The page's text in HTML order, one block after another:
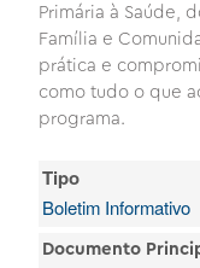
Primária à Saúde,
Família e
prática e
como tudo o que
programa.
Tipo
Boletim Informativo
Documento